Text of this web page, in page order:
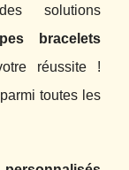
solutions
bracelets
réussite !
toutes les